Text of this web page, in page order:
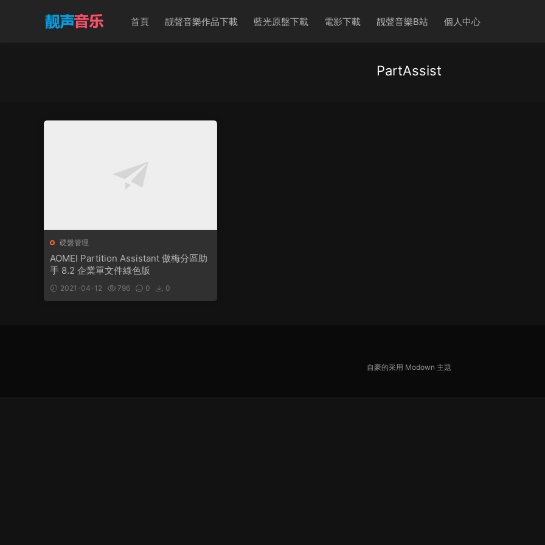
首頁 靓聲音樂作品下載 藍光原盤下載 電影下載 靓聲音樂B站 個人中心
PartAssist
硬盤管理
AOMEI Partition Assistant 傲梅分區助
手 8.2 企業單文件綠色版
2021-04-12 796 0 0
自豪的采用 Modown 主題